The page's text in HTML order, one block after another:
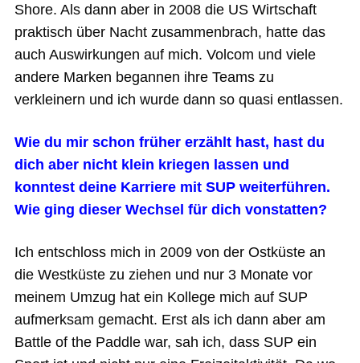
Shore. Als dann aber in 2008 die US Wirtschaft
praktisch über Nacht zusammenbrach, hatte das
auch Auswirkungen auf mich. Volcom und viele
andere Marken begannen ihre Teams zu
verkleinern und ich wurde dann so quasi entlassen.
Wie du mir schon früher erzählt hast, hast du
dich aber nicht klein kriegen lassen und
konntest deine Karriere mit SUP weiterführen.
Wie ging dieser Wechsel für dich vonstatten?
Ich entschloss mich in 2009 von der Ostküste an
die Westküste zu ziehen und nur 3 Monate vor
meinem Umzug hat ein Kollege mich auf SUP
aufmerksam gemacht. Erst als ich dann aber am
Battle of the Paddle war, sah ich, dass SUP ein